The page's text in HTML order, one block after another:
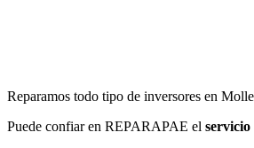
Reparamos todo tipo de inversores en
Puede confiar en REPARAPAE el